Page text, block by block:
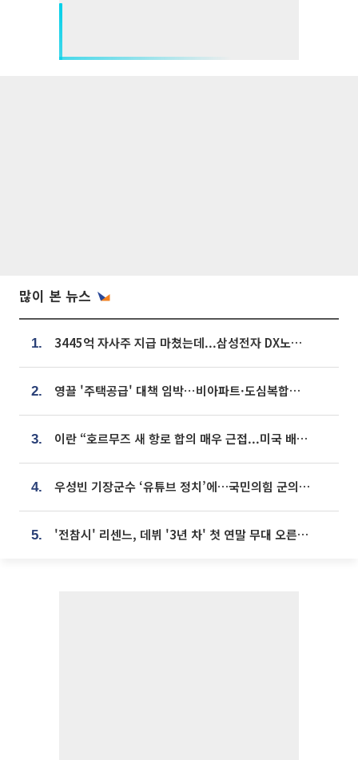
많이 본 뉴스
1. 3445억 자사주 지급 마쳤는데...삼성전자 DX노조, 뒤늦은 '떼쓰기 집회'
2. 영끌 '주택공급' 대책 임박⋯비아파트·도심복합까지 총동원
3. 이란 “호르무즈 새 항로 합의 매우 근접...미국 배상 먼저”
4. 우성빈 기장군수 ‘유튜브 정치’에…국민의힘 군의원들 집단 반발
5. '전참시' 리센느, 데뷔 '3년 차' 첫 연말 무대 오른다⋯"그동안 섭외 안 와"